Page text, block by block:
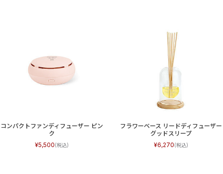
コンパクトファンディフューザー ピン
ク
5,500
フラワーベース リードディフューザー
グッドスリープ
6,270